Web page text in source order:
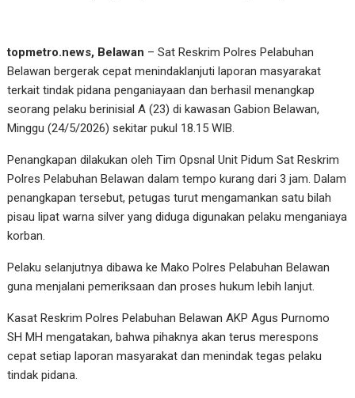
topmetro.news, Belawan – Sat Reskrim Polres Pelabuhan
Belawan bergerak cepat menindaklanjuti laporan masyarakat
terkait tindak pidana penganiayaan dan berhasil menangkap
seorang pelaku berinisial A (23) di kawasan Gabion Belawan,
Minggu (24/5/2026) sekitar pukul 18.15 WIB.
Penangkapan dilakukan oleh Tim Opsnal Unit Pidum Sat Reskrim
Polres Pelabuhan Belawan dalam tempo kurang dari 3 jam. Dalam
penangkapan tersebut, petugas turut mengamankan satu bilah
pisau lipat warna silver yang diduga digunakan pelaku menganiaya
korban.
Pelaku selanjutnya dibawa ke Mako Polres Pelabuhan Belawan
guna menjalani pemeriksaan dan proses hukum lebih lanjut.
Kasat Reskrim Polres Pelabuhan Belawan AKP Agus Purnomo
SH MH mengatakan, bahwa pihaknya akan terus merespons
cepat setiap laporan masyarakat dan menindak tegas pelaku
tindak pidana.